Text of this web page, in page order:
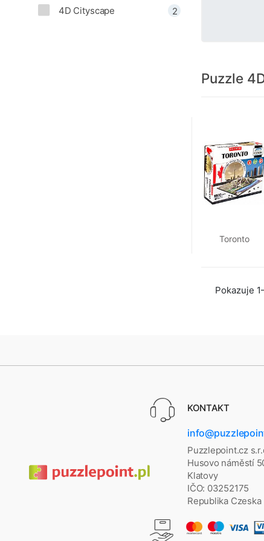
Puzzle
Toronto
Pokazuje
4D Cityscape 2
KONTAKT
Puzzlepoint.cz
Husovo náměstí
Klatovy
IČO: 03252175
Republika Czeska